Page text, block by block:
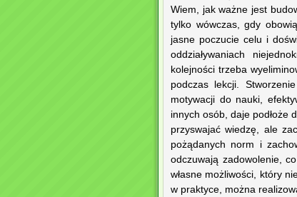
Wiem, jak ważne jest
tylko wówczas, gdy
jasne poczucie celu i
oddziaływaniach
kolejności trzeba
podczas lekcji.
motywacji do nauki,
innych osób, daje podłoże
przyswajać wiedzę, ale
pożądanych norm i
odczuwają zadowolenie,
własne możliwości, który
w praktyce, można